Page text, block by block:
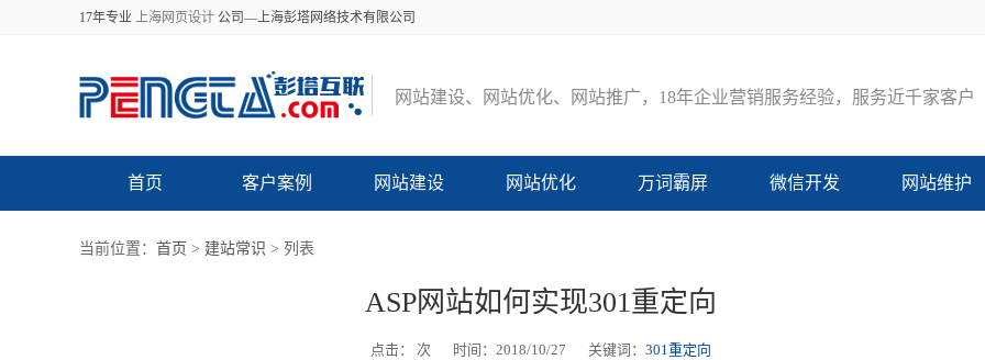
17年专业 上海网页设计 公司—上海彭塔网络技术有限公司
网 站建设、 网 站优化、 网 站推广 ， 18年企业营销服务经验， 服务近千家客户
首页 客户案例 网站建设 网站优化 万词霸屏 微信开发 网站维护
当前位置： 首页 > 建站常识 > 列表
ASP网站如何实现301重定向
点击： 次 时间：2018/10/27 关键词： 301重定向